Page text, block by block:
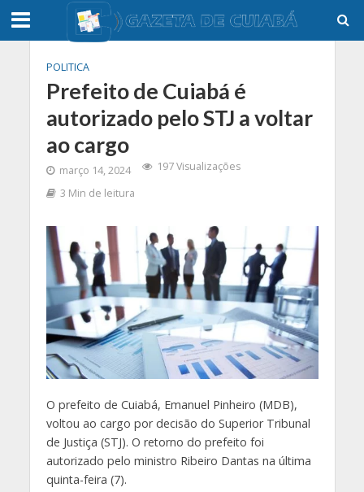
POLITICA
Prefeito de Cuiabá é
autorizado pelo STJ a voltar
ao cargo
março 14, 2024
197 Visualizações
3 Min de leitura
O prefeito de Cuiabá, Emanuel Pinheiro (MDB),
voltou ao cargo por decisão do Superior Tribunal
de Justiça (STJ). O retorno do prefeito foi
autorizado pelo ministro Ribeiro Dantas na última
quinta-feira (7).